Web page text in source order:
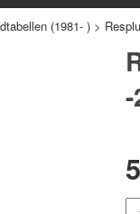
(1981- ) >